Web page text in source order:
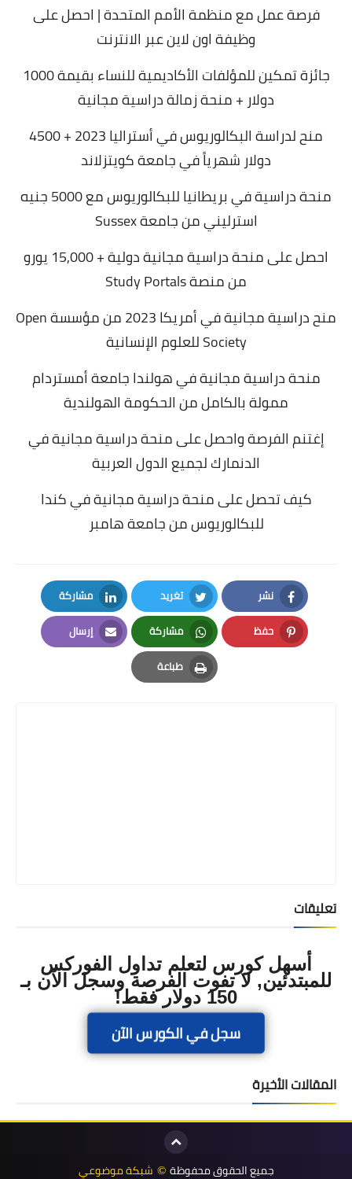
فرصة عمل مع منظمة الأمم المتحدة | احصل على
وظيفة اون لاين عبر الانترنت
جائزة تمكين للمؤلفات الأكاديمية للنساء بقيمة 1000
دولار + منحة زمالة دراسية مجانية
منح لدراسة البكالوريوس في أستراليا 2023 + 4500
دولار شهرياً في جامعة كويتزلاند
منحة دراسية في بريطانيا للبكالوريوس مع 5000 جنيه
استرليني من جامعة Sussex
احصل على منحة دراسية مجانية دولية + 15,000 يورو
من منصة Study Portals
منح دراسية مجانية في أمريكا 2023 من مؤسسة Open
Society للعلوم الإنسانية
منحة دراسية مجانية في هولندا جامعة أمستردام
ممولة بالكامل من الحكومة الهولندية
إغتنم الفرصة واحصل على منحة دراسية مجانية في
الدنمارك لجميع الدول العربية
كيف تحصل على منحة دراسية مجانية في كندا
للبكالوريوس من جامعة هامبر
نشر
Facebook
تغريد
Twitter
مشاركة
LinkedIn
حفظ
Pinterest
مشاركة
Whatsapp
إرسال
Email
طباعة
Print
تعليقات
أسهل كورس لتعلم تداول الفوركس
للمبتدئين, لا تفوت الفرصة وسجل الآن بـ
150 دولار فقط!
سجل في الكورس الآن
المقالات الأخيرة
جميع الحقوق محفوظة © شبكة موضوعي